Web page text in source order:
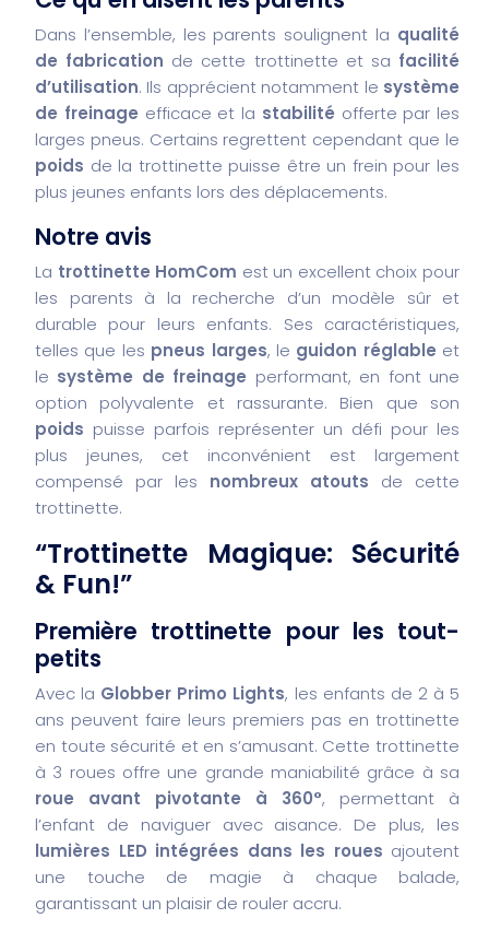
Dans l’ensemble, les parents soulignent la qualité
de fabrication de cette trottinette et sa facilité
d’utilisation. Ils apprécient notamment le système
de freinage efficace et la stabilité offerte par les
larges pneus. Certains regrettent cependant que le
poids de la trottinette puisse être un frein pour les
plus jeunes enfants lors des déplacements.
Notre avis
La trottinette HomCom est un excellent choix pour
les parents à la recherche d’un modèle sûr et
durable pour leurs enfants. Ses caractéristiques,
telles que les pneus larges, le guidon réglable et
le système de freinage performant, en font une
option polyvalente et rassurante. Bien que son
poids puisse parfois représenter un défi pour les
plus jeunes, cet inconvénient est largement
compensé par les nombreux atouts de cette
trottinette.
“Trottinette Magique: Sécurité
& Fun!”
Première trottinette pour les tout-
petits
Avec la Globber Primo Lights, les enfants de 2 à 5
ans peuvent faire leurs premiers pas en trottinette
en toute sécurité et en s’amusant. Cette trottinette
à 3 roues offre une grande maniabilité grâce à sa
roue avant pivotante à 360°, permettant à
l’enfant de naviguer avec aisance. De plus, les
lumières LED intégrées dans les roues ajoutent
une touche de magie à chaque balade,
garantissant un plaisir de rouler accru.